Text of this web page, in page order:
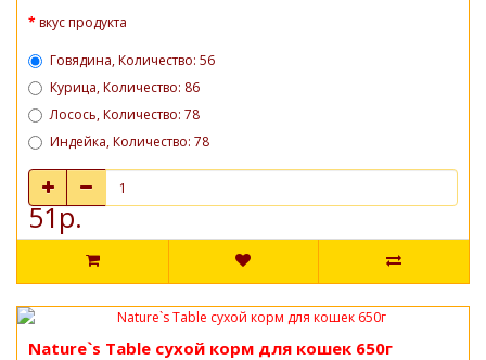
вкус продукта
Говядина, Количество: 56
Курица, Количество: 86
Лосось, Количество: 78
Индейка, Количество: 78
51р.
Nature`s Table сухой корм для кошек 650г